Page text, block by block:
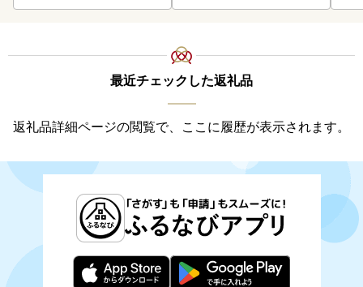
取り寄せ 山村水産 送料無
最近チェックした返礼品
返礼品詳細ページの閲覧で、ここに履歴が表示されます。